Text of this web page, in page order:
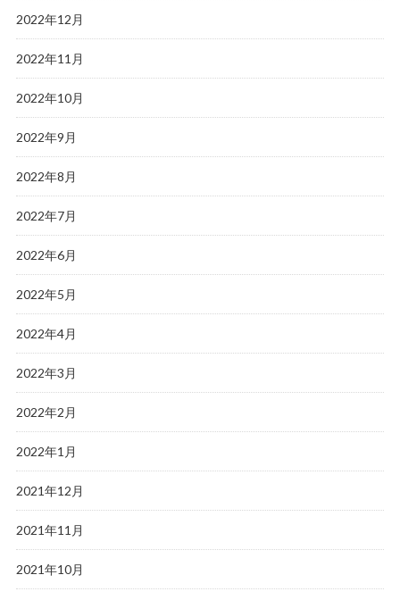
2022年12月
2022年11月
2022年10月
2022年9月
2022年8月
2022年7月
2022年6月
2022年5月
2022年4月
2022年3月
2022年2月
2022年1月
2021年12月
2021年11月
2021年10月